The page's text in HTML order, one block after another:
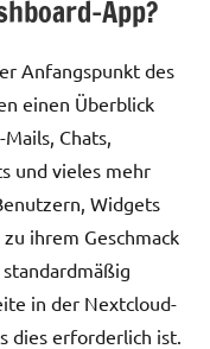
App?
Anfangspunkt des
einen Überblick
Chats,
und vieles mehr
Widgets
ihrem Geschmack
in der Nextcloud-
dies erforderlich ist.